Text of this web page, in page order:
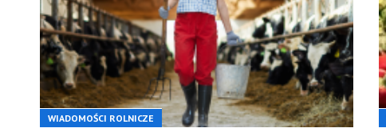
WIADOMOŚCI ROLNICZE